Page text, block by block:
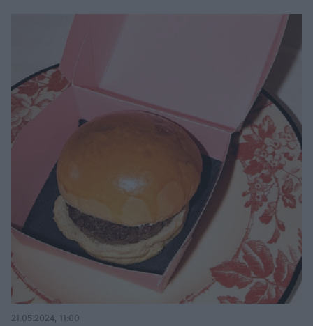
21.05.2024, 11:00